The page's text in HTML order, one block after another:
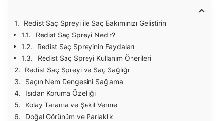
Redist Saç Spreyi ile Saç Bakımınızı Geliştirin
Redist Saç Spreyi Nedir?
Redist Saç Spreyinin Faydaları
Redist Saç Spreyi Kullanım Önerileri
Redist Saç Spreyi ve Saç Sağlığı
Saçın Nem Dengesini Sağlama
Isıdan Koruma Özelliği
Kolay Tarama ve Şekil Verme
Doğal Görünüm ve Parlaklık